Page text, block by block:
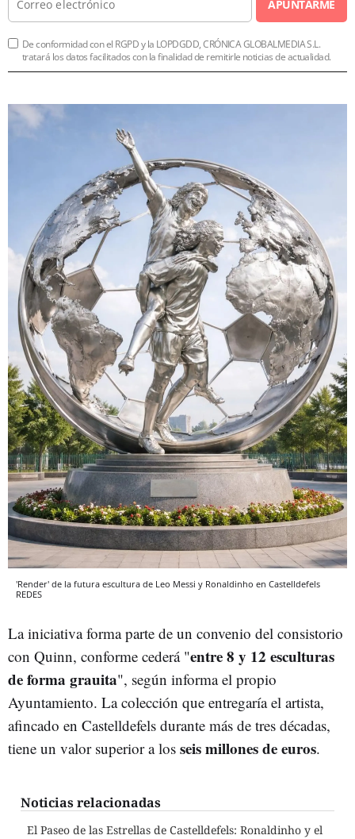
APUNTARME
De conformidad con el RGPD y la LOPDGDD, CRÓNICA GLOBALMEDIA S.L.
tratará los datos facilitados con la finalidad de remitirle noticias de actualidad.
'Render' de la futura escultura de Leo Messi y Ronaldinho en Castelldefels
REDES
La iniciativa forma parte de un convenio del consistorio
con Quinn, conforme cederá "entre 8 y 12 esculturas
de forma grauita", según informa el propio
Ayuntamiento. La colección que entregaría el artista,
afincado en Castelldefels durante más de tres décadas,
tiene un valor superior a los seis millones de euros.
Noticias relacionadas
El Paseo de las Estrellas de Castelldefels: Ronaldinho y el